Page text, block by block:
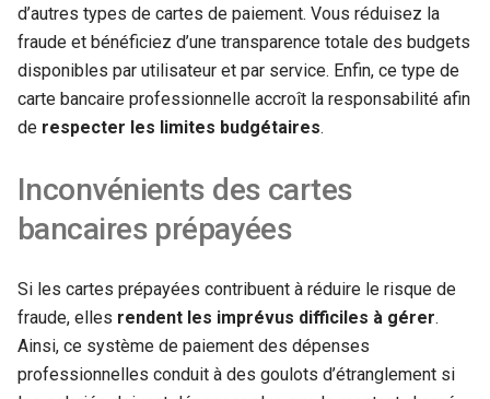
d’autres types de cartes de paiement. Vous réduisez la
fraude et bénéficiez d’une transparence totale des budgets
disponibles par utilisateur et par service. Enfin, ce type de
carte bancaire professionnelle accroît la responsabilité afin
de respecter les limites budgétaires.
Inconvénients des cartes
bancaires prépayées
Si les cartes prépayées contribuent à réduire le risque de
fraude, elles rendent les imprévus difficiles à gérer.
Ainsi, ce système de paiement des dépenses
professionnelles conduit à des goulots d’étranglement si